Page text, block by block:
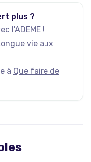
plus ?
l'ADEME !
vie aux
à Que faire de